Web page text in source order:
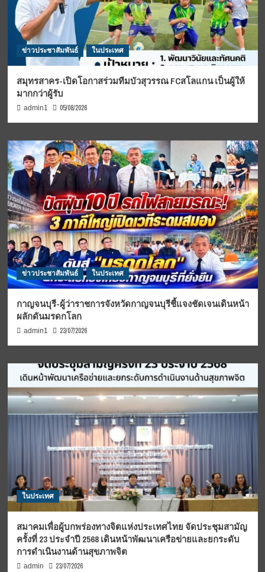
ข่าวประชาสัมพันธ์ ในประเทศ
สมุทรสาคร-เปิดโอกาสร่วมทีมบัวสุวรรณ FCสโลแกน เป็นผู้ให้
มากกว่าผู้รับ
admin1 05/08/2026
ข่าวประชาสัมพันธ์ ในประเทศ
กาญจนบุรี-ผู้ว่าราชการจังหวัดกาญจนบุรีชี้แจงชัดเจนเดินหน้า
ผลักดันมรดกโลก
admin1 23/07/2026
ในประเทศ
สมาคมเพื่อผู้บกพร่องทางจิตแห่งประเทศไทย จัดประชุมสามัญ
ครั้งที่ 23 ประจำปี 2568 เดินหน้าพัฒนาเครือข่ายและยกระดับ
การดำเนินงานด้านสุขภาพจิต
admin 23/07/2026